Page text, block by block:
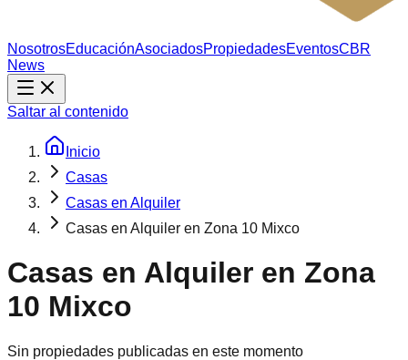
NosotrosEducaciónAsociadosPropiedadesEventosCBR
News
Saltar al contenido
Inicio
Casas
Casas en Alquiler
Casas en Alquiler en Zona 10 Mixco
Casas en Alquiler en Zona
10 Mixco
Sin propiedades publicadas en este momento